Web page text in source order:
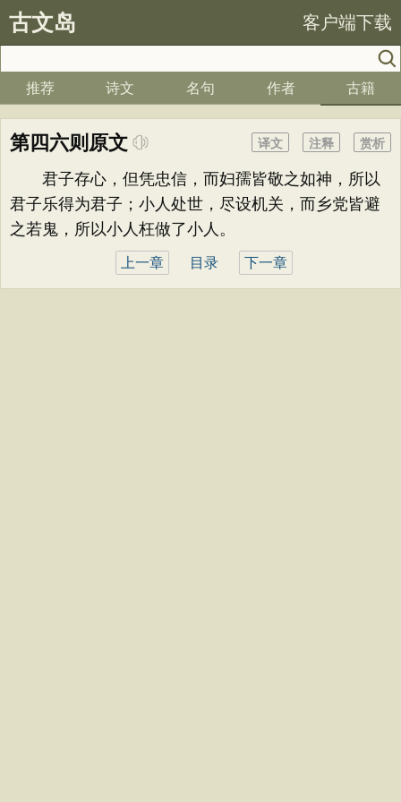
古文岛 客户端下载
推荐 诗文 名句 作者 古籍
第四六则原文 赏析
注释
译文
君子存心，但凭忠信，而妇孺皆敬之如神，所以
君子乐得为君子；小人处世，尽设机关，而乡党皆避
之若鬼，所以小人枉做了小人。
上一章 目录 下一章